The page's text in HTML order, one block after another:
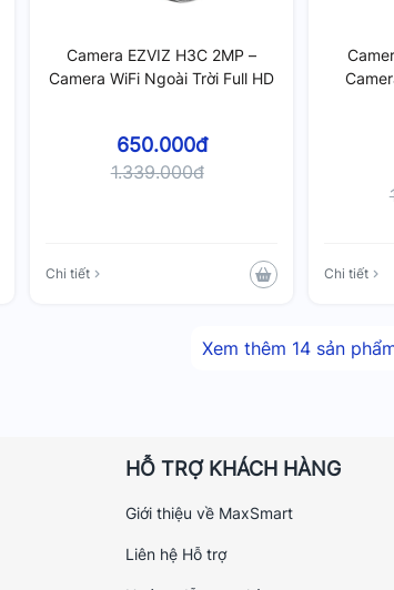
Camera EZVIZ H3C 2MP –
Camera WiFi Ngoài Trời Full HD
650.000đ
1.339.000đ
Chi tiết Chi tiết
Xem thêm 14 sản
HỖ TRỢ KHÁCH HÀNG
Giới thiệu về MaxSmart
Liên hệ Hỗ trợ